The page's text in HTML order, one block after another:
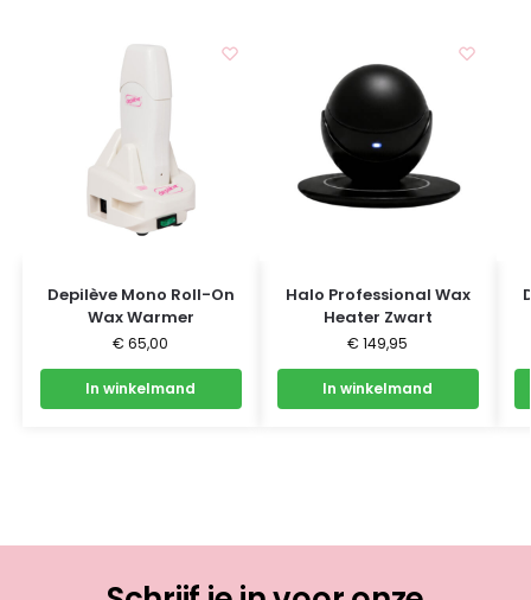
Depilève Mono Roll-On
Wax Warmer
€ 65,00
In winkelmand
Halo Professional Wax
Heater Zwart
€ 149,95
In winkelmand